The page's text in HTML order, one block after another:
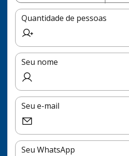
Quantidade de pessoas
Seu nome
Seu e-mail
Seu WhatsApp